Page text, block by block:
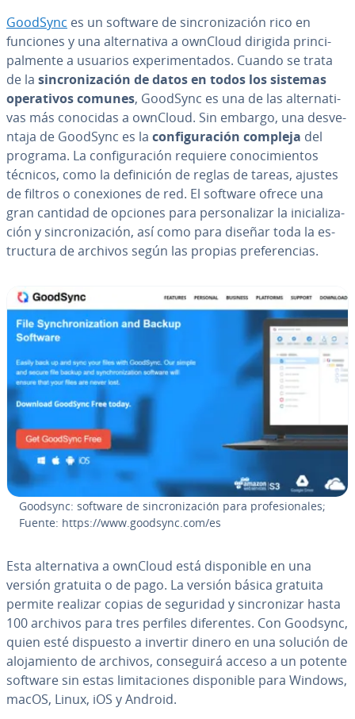
GoodSync es un software de si­n­cro­ni­za­ción rico en
funciones y una al­te­r­na­ti­va a ownCloud dirigida pri­n­ci­
pa­l­me­n­te a usuarios ex­pe­ri­me­n­ta­dos. Cuando se trata
de la si­n­cro­ni­za­ción de datos en todos los sistemas
ope­ra­ti­vos comunes, GoodSync es una de las al­te­r­na­ti­
vas más conocidas a ownCloud. Sin embargo, una de­s­ve­
n­ta­ja de GoodSync es la co­n­fi­gu­ra­ción compleja del
programa. La co­n­fi­gu­ra­ción requiere co­no­ci­mie­n­tos
técnicos, como la de­fi­ni­ción de reglas de tareas, ajustes
de filtros o co­ne­xio­nes de red. El software ofrece una
gran cantidad de opciones para pe­r­so­na­li­zar la ini­cia­li­za­
ción y si­n­cro­ni­za­ción, así como para diseñar toda la es­
tru­c­tu­ra de archivos según las propias pre­fe­re­n­cias.
Goodsync: software de si­n­cro­ni­za­ción para pro­fe­sio­na­les;
Fuente: https://www.goodsync.com/es
Esta al­te­r­na­ti­va a ownCloud está di­s­po­ni­ble en una
versión gratuita o de pago. La versión básica gratuita
permite realizar copias de seguridad y si­n­cro­ni­zar hasta
100 archivos para tres perfiles di­fe­re­n­tes. Con Goodsync,
quien esté dispuesto a invertir dinero en una solución de
alo­ja­mie­n­to de archivos, co­n­se­gui­rá acceso a un potente
software sin estas li­mi­ta­cio­nes di­s­po­ni­ble para Windows,
macOS, Linux, iOS y Android.